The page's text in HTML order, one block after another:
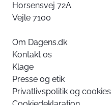
Horsensvej 72A
Vejle 7100
Om Dagens.dk
Kontakt os
Klage
Presse og etik
Privatlivspolitik og cookies